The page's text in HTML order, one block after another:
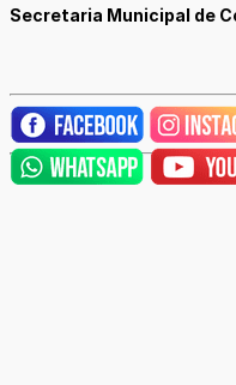
Secretaria Municipal de